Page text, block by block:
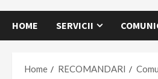
HOME SERVICII
Home RECOMANDARI